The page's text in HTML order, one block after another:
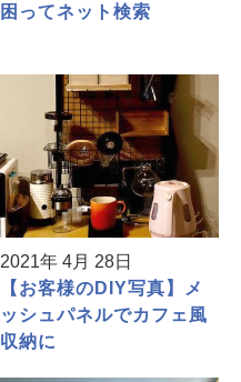
困ってネット検索
2021年 4月 28日
【お客様のDIY写真】メ
ッシュパネルでカフェ風
収納に